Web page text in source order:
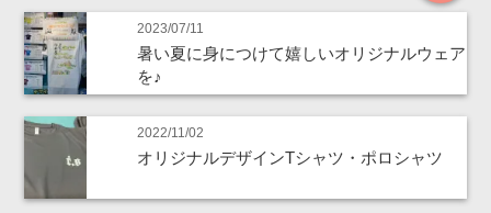
2023/07/11
暑い夏に身につけて嬉しいオリジナルウェア
を♪
2022/11/02
オリジナルデザインTシャツ・ポロシャツ